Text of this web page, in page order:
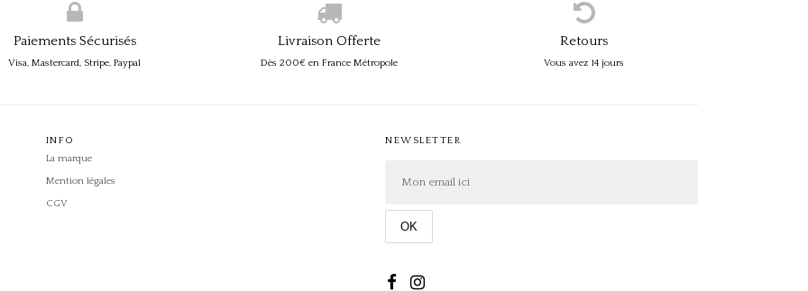
Paiements Sécurisés
Visa, Mastercard, Stripe, Paypal
Livraison Offerte
Dès 200€ en France Métropole
Retours
Vous avez 14 jours
INFO
La marque
Mention légales
CGV
NEWSLETTER